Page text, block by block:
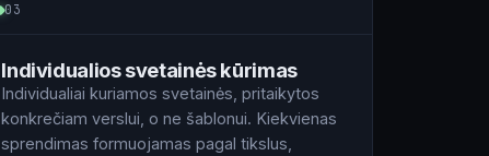
03
Individualios svetainės kūrimas
Individualiai kuriamos svetainės, pritaikytos
konkrečiam verslui, o ne šablonui. Kiekvienas
sprendimas formuojamas pagal tikslus,